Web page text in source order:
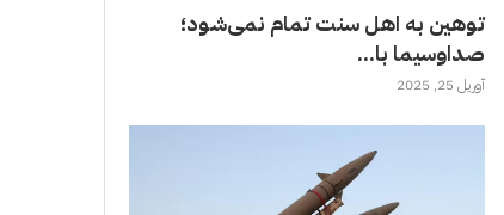
توهین به اهل سنت تمام نمی‌شود؛
صداوسیما با...
آوریل 25, 2025